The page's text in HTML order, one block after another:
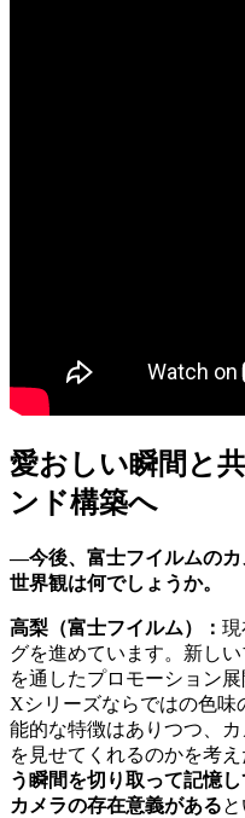
愛おしい瞬間と
ンド構築へ
―今後、富士フイルムの
世界観は何でしょうか。
高梨（富士フイルム）： 現
グを進めています。新し
を通したプロモーション
Xシリーズならではの色味
能的な特徴はありつつ、
を見せてくれるのかを考え
う瞬間を切り取って記憶
カメラの存在意義がある